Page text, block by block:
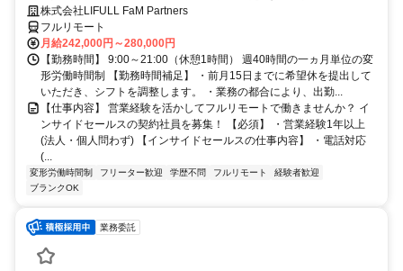
有 株式会社LIFULL FaM Partners
フルリモート
月給242,000円～280,000円
【勤務時間】 9:00～21:00（休憩1時間） 週40時間の一ヵ月単位の変
形労働時間制 【勤務時間補足】 ・前月15日までに希望休を提出して
いただき、シフトを調整します。 ・業務の都合により、出勤...
【仕事内容】 営業経験を活かしてフルリモートで働きませんか？ イ
ンサイドセールスの契約社員を募集！ 【必須】 ・営業経験1年以上
(法人・個人問わず) 【インサイドセールスの仕事内容】 ・電話対応
(...
変形労働時間制 フリーター歓迎 学歴不問 フルリモート
経験者歓迎
ブランクOK
業務委託